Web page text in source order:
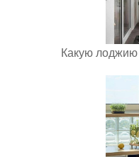
Какую